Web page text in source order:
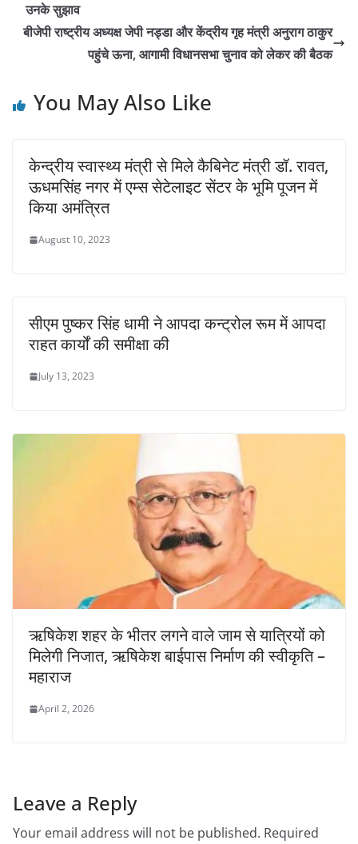
उनके सुझाव
बीजेपी राष्ट्रीय अध्यक्ष जेपी नड्डा और केंद्रीय गृह मंत्री अनुराग ठाकुर
पहुंचे ऊना, आगामी विधानसभा चुनाव को लेकर की बैठक
You May Also Like
केन्द्रीय स्वास्थ्य मंत्री से मिले कैबिनेट मंत्री डॉ. रावत,
ऊधमसिंह नगर में एम्स सेटेलाइट सेंटर के भूमि पूजन में
किया अमंत्रित
August 10, 2023
सीएम पुष्कर सिंह धामी ने आपदा कन्ट्रोल रूम में आपदा
राहत कार्यों की समीक्षा की
July 13, 2023
ऋषिकेश शहर के भीतर लगने वाले जाम से यात्रियों को
मिलेगी निजात, ऋषिकेश बाईपास निर्माण की स्वीकृति –
महाराज
April 2, 2026
Leave a Reply
Your email address will not be published. Required